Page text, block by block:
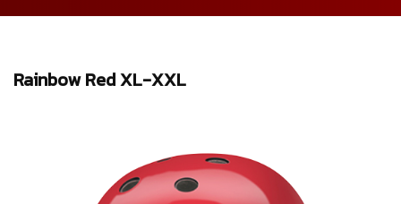
Rainbow Red XL-XXL